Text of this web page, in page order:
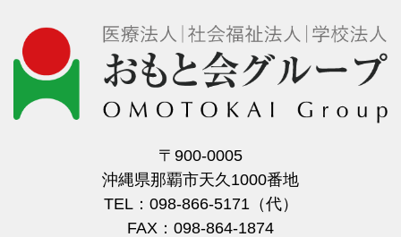
〒900-0005
沖縄県那覇市天久1000番地
TEL：098-866-5171（代）
FAX：098-864-1874